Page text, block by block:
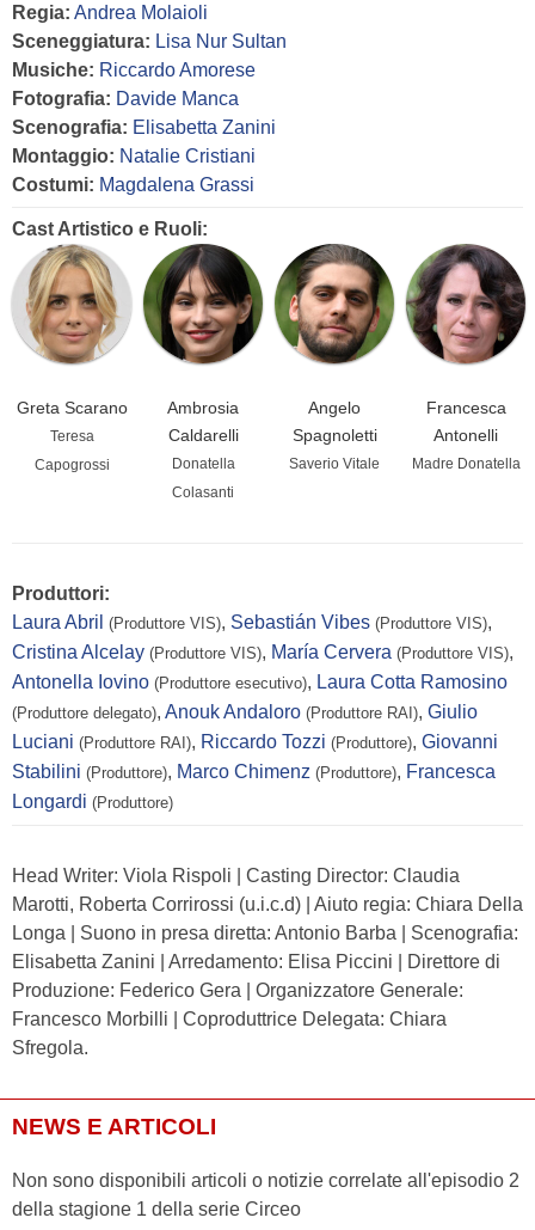
Regia: Andrea Molaioli
Sceneggiatura: Lisa Nur Sultan
Musiche: Riccardo Amorese
Fotografia: Davide Manca
Scenografia: Elisabetta Zanini
Montaggio: Natalie Cristiani
Costumi: Magdalena Grassi
Cast Artistico e Ruoli:
Greta Scarano
Teresa
Capogrossi
Ambrosia
Caldarelli
Donatella
Colasanti
Angelo
Spagnoletti
Saverio Vitale
Francesca
Antonelli
Madre Donatella
Produttori:
Laura Abril (Produttore VIS), Sebastián Vibes (Produttore VIS),
Cristina Alcelay (Produttore VIS), María Cervera (Produttore VIS),
Antonella Iovino (Produttore esecutivo), Laura Cotta Ramosino
(Produttore delegato), Anouk Andaloro (Produttore RAI), Giulio
Luciani (Produttore RAI), Riccardo Tozzi (Produttore), Giovanni
Stabilini (Produttore), Marco Chimenz (Produttore), Francesca
Longardi (Produttore)
Head Writer: Viola Rispoli | Casting Director: Claudia
Marotti, Roberta Corrirossi (u.i.c.d) | Aiuto regia: Chiara Della
Longa | Suono in presa diretta: Antonio Barba | Scenografia:
Elisabetta Zanini | Arredamento: Elisa Piccini | Direttore di
Produzione: Federico Gera | Organizzatore Generale:
Francesco Morbilli | Coproduttrice Delegata: Chiara
Sfregola.
NEWS E ARTICOLI
Non sono disponibili articoli o notizie correlate all'episodio 2
della stagione 1 della serie Circeo